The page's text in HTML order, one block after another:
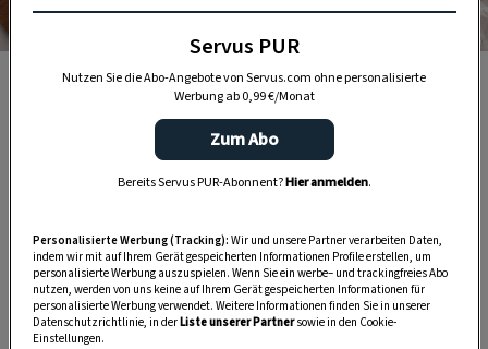
Foto: Eisenhut & Mayer
Zartes Rinds-Tatar auf Salatbett.
Servus PUR
Nutzen Sie die Abo-Angebote von Servus.com ohne personalisierte
Werbung ab 0,99 €/Monat
Zum Abo
Bereits Servus PUR-Abonnent?Hier anmelden.
Personalisierte Werbung (Tracking): Wir und unsere Partner verarbeiten Daten,
indem wir mit auf Ihrem Gerät gespeicherten Informationen Profile erstellen, um
personalisierte Werbung auszuspielen. Wenn Sie ein werbe– und trackingfreies Abo
nutzen, werden von uns keine auf Ihrem Gerät gespeicherten Informationen für
personalisierte Werbung verwendet. Weitere Informationen finden Sie in unserer
Datenschutzrichtlinie, in derListe unserer Partnersowie in den Cookie-
Einstellungen.